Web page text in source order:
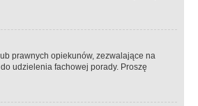
prawnych opiekunów, zezwalające na
udzielenia fachowej porady. Proszę